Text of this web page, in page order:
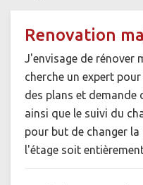
Renovation
J'envisage de rénover
cherche un expert
des plans et demande
ainsi que le suivi du
pour but de changer
l'étage soit